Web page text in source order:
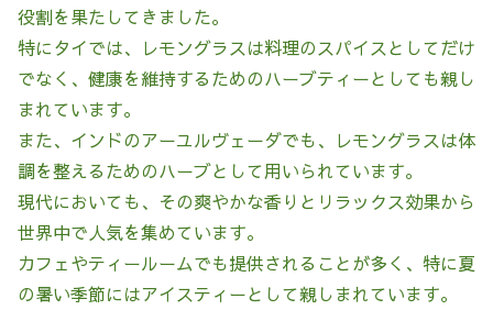
役割を果たしてきました。
特にタイでは、レモングラスは料理のスパイスとしてだけ
でなく、健康を維持するためのハーブティーとしても親し
まれています。
また、インドのアーユルヴェーダでも、レモングラスは体
調を整えるためのハーブとして用いられています。
現代においても、その爽やかな香りとリラックス効果から
世界中で人気を集めています。
カフェやティールームでも提供されることが多く、特に夏
の暑い季節にはアイスティーとして親しまれています。